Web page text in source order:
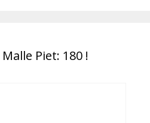
Piet: 180 !